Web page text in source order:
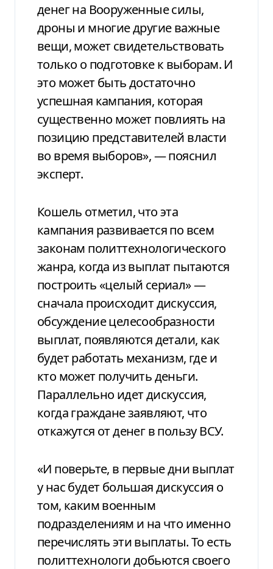
денег на Вооруженные силы,
дроны и многие другие важные
вещи, может свидетельствовать
только о подготовке к выборам. И
это может быть достаточно
успешная кампания, которая
существенно может повлиять на
позицию представителей власти
во время выборов», — пояснил
эксперт.
Кошель отметил, что эта
кампания развивается по всем
законам политтехнологического
жанра, когда из выплат пытаются
построить «целый сериал» —
сначала происходит дискуссия,
обсуждение целесообразности
выплат, появляются детали, как
будет работать механизм, где и
кто может получить деньги.
Параллельно идет дискуссия,
когда граждане заявляют, что
откажутся от денег в пользу ВСУ.
«И поверьте, в первые дни выплат
у нас будет большая дискуссия о
том, каким военным
подразделениям и на что именно
перечислять эти выплаты. То есть
политтехнологи добьются своего